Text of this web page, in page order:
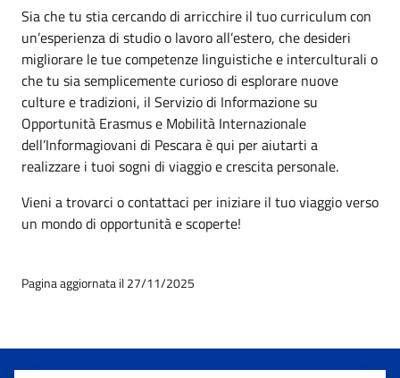
Sia che tu stia cercando di arricchire il tuo curriculum con
un’esperienza di studio o lavoro all’estero, che desideri
migliorare le tue competenze linguistiche e interculturali o
che tu sia semplicemente curioso di esplorare nuove
culture e tradizioni, il Servizio di Informazione su
Opportunità Erasmus e Mobilità Internazionale
dell’Informagiovani di Pescara è qui per aiutarti a
realizzare i tuoi sogni di viaggio e crescita personale.
Vieni a trovarci o contattaci per iniziare il tuo viaggio verso
un mondo di opportunità e scoperte!
Pagina aggiornata il 27/11/2025